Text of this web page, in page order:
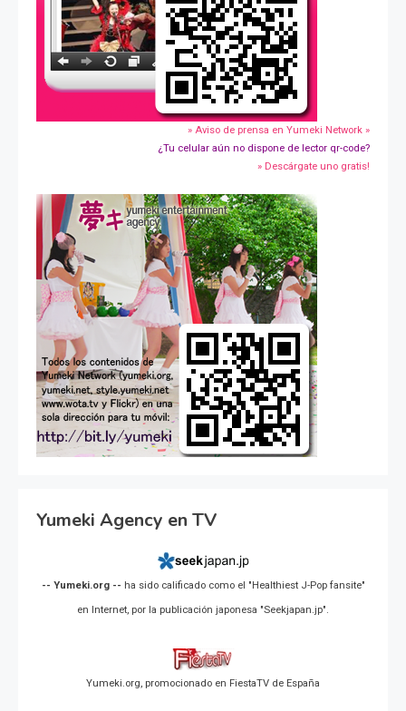
» Aviso de prensa en Yumeki Network »
¿Tu celular aún no dispone de lector qr-code?
» Descárgate uno gratis!
Yumeki Agency en TV
-- Yumeki.org -- ha sido calificado como el "Healthiest J-Pop fansite"
en Internet, por la publicación japonesa "Seekjapan.jp".
Yumeki.org, promocionado en FiestaTV de España